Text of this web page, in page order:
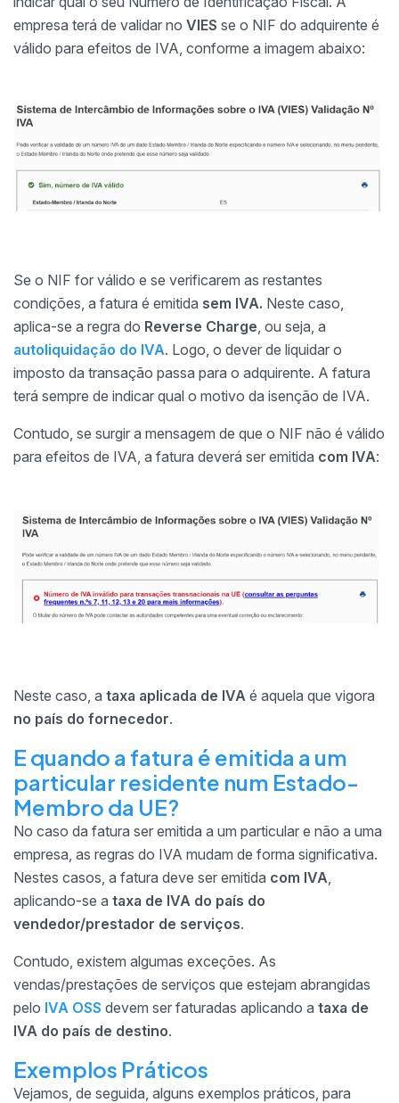
empresa terá de validar no VIES se o NIF do adquirente é
válido para efeitos de IVA, conforme a imagem abaixo:
Se o NIF for válido e se verificarem as restantes
condições, a fatura é emitida sem IVA. Neste caso,
aplica-se a regra do Reverse Charge, ou seja, a
autoliquidação do IVA. Logo, o dever de liquidar o
imposto da transação passa para o adquirente. A fatura
terá sempre de indicar qual o motivo da isenção de IVA.
Contudo, se surgir a mensagem de que o NIF não é válido
para efeitos de IVA, a fatura deverá ser emitida com IVA:
Neste caso, a taxa aplicada de IVA é aquela que vigora
no país do fornecedor.
E quando a fatura é emitida a um
particular residente num Estado-
Membro da UE?
No caso da fatura ser emitida a um particular e não a uma
empresa, as regras do IVA mudam de forma significativa.
Nestes casos, a fatura deve ser emitida com IVA
aplicando-se a taxa de IVA do país do
vendedor/prestador de serviços.
Contudo, existem algumas exceções. As
vendas/prestações de serviços que estejam abrangidas
pelo IVA OSS devem ser faturadas aplicando a taxa de
IVA do país de destino.
Exemplos Práticos
Vejamos, de seguida, alguns exemplos práticos, para